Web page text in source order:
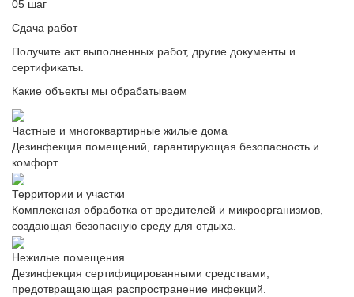
05 шаг
Сдача работ
Получите акт выполненных работ, другие документы и
сертификаты.
Какие объекты мы обрабатываем
Частные и многоквартирные жилые дома
Дезинфекция помещений, гарантирующая безопасность и
комфорт.
Территории и участки
Комплексная обработка от вредителей и микроорганизмов,
создающая безопасную среду для отдыха.
Нежилые помещения
Дезинфекция сертифицированными средствами,
предотвращающая распространение инфекций.